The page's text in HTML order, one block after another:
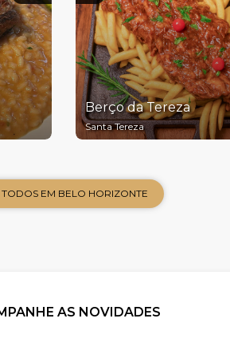
Berço da Tereza
Santa Tereza
TODOS EM BELO HORIZONTE
AS NOVIDADES